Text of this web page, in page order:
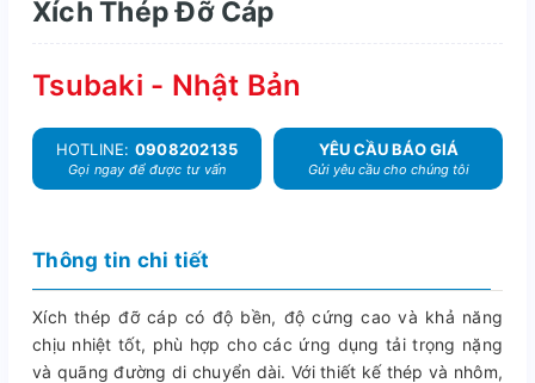
Xích Thép Đỡ Cáp
Tsubaki - Nhật Bản
HOTLINE: 0908202135
Gọi ngay để được tư vấn
YÊU CẦU BÁO GIÁ
Gửi yêu cầu cho chúng tôi
Thông tin chi tiết
Xích thép đỡ cáp có độ bền, độ cứng cao và khả năng
chịu nhiệt tốt, phù hợp cho các ứng dụng tải trọng nặng
và quãng đường di chuyển dài. Với thiết kế thép và nhôm,